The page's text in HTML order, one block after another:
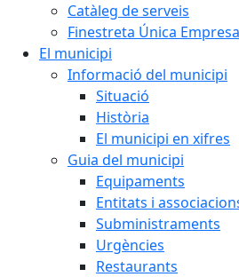
Catàleg de serveis
Finestreta Única
El municipi
Informació del municipi
Situació
Història
El municipi en xifres
Guia del municipi
Equipaments
Entitats i
Subministraments
Urgències
Restaurants